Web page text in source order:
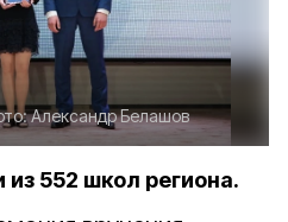
Александр Белашов
552 школ региона.